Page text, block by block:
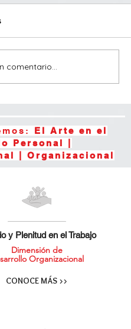
comentario...
El Arte en el
Personal |
| Organizacional
y Plenitud en el Trabajo
Dimensión de
Organizacional
CONOCE MÁS >>